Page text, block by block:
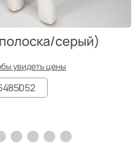
серый)
увидеть цены
485052